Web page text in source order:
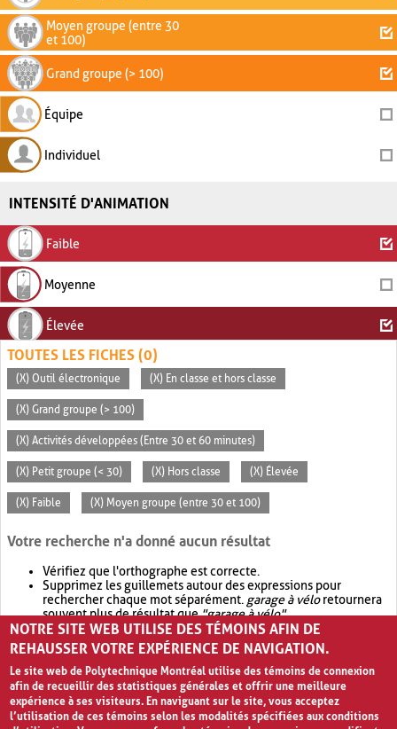
Moyen groupe (entre 30
et 100)
Grand groupe (> 100)
Équipe
Individuel
INTENSITÉ D'ANIMATION
Faible
Moyenne
Élevée
TOUTES LES FICHES (0)
(X) Outil électronique (X) En classe et hors classe
(X) Grand groupe (> 100)
(X) Activités développées (Entre 30 et 60 minutes)
(X) Petit groupe (< 30) (X) Hors classe (X) Élevée
(X) Faible (X) Moyen groupe (entre 30 et 100)
Votre recherche n'a donné aucun résultat
Vérifiez que l'orthographe est correcte.
Supprimez les guillemets autour des expressions pour
rechercher chaque mot séparément. garage à véloretournera
souvent plus de résultat que"garage à vélo".
Envisagez d'élargir votre recherche avec OR.garage OR vélo
retournera souvent plus de résultat quegarage à vélo
NOTRE SITE WEB UTILISE DES TÉMOINS AFIN DE
REHAUSSER VOTRE EXPÉRIENCE DE NAVIGATION.
Le site web de Polytechnique Montréal utilise des témoins de connexion
afin de recueillir des statistiques générales et offrir une meilleure
expérience à ses visiteurs. En naviguant sur le site, vous acceptez
l’utilisation de ces témoins selon les modalités spécifiées aux conditions